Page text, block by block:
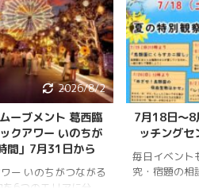
2026/8/2
ーブメント 葛西臨
クアワー いのちが
間」7月31日から
ー いのちがつながる
6つのエリアに分
7月18日〜
ッチング
毎日イベン
究・宿題の相